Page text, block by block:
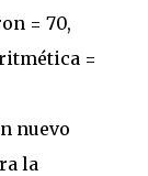
= 70,
=
nuevo
la